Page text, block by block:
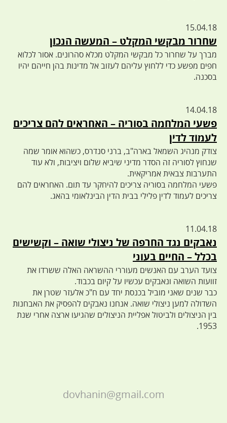
15.04.18
שחרור מבקשי המקלט – המעשה הנכון
מברך על שחרור כל מבקשי המקלט מכלא סהרונים. אסור לכלוא
חפים מפשע כדי ללחוץ עליהם לעזוב אל מדינות בהן חייהם יהיו
בסכנה.
14.04.18
פשעי המלחמה בסוריה – האחראים להם צריכים
לעמוד לדין
צודק מנהיג השמאל בארה"ב, ברני סנדרס, כשהוא אומר שמה
שנחוץ לסוריה זה הסדר מדיני שיביא שלום ויציבות, ולא עוד
התערבות צבאית אמריקאית.
פשעי המלחמה בסוריה צריכים להיחקר עד תום. האחראים להם
צריכים לעמוד לדין פלילי בבית הדין הבינלאומי בהאג.
11.04.18
נאבקים נגד החרפה של ניצולי שואה – וקשישים
בכלל – החיים בעוני
צועד הערב עם האנשים מעוררי ההשראה האלה ששרדו את
זוועות השואה ונאבקים עכשיו על קיום בכבוד.
כבר שנים שאני מוביל בכנסת יחד עם ח"כ אלעזר שטרן את
השדולה למען ניצולי שואה. אנחנו נאבקים להפסיק את האבחנות
בין הניצולים ולביטול אפליית הניצולים שהגיעו ארצה אחרי שנת
1953.
dovhanin@gmail.com